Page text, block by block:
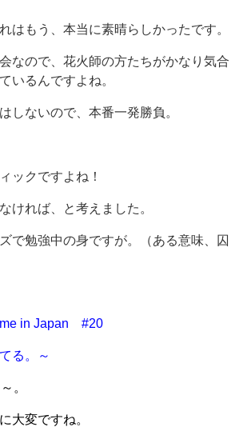
はもう、本当に素晴らしかったです。
なので、花火師の方たちがかなり気合
いるんですよね。
しないので、本番一発勝負。
ックですよね！
ければ、と考えました。
で勉強中の身ですが。（ある意味、囚
me in Japan #20
る。～
。
大変ですね。